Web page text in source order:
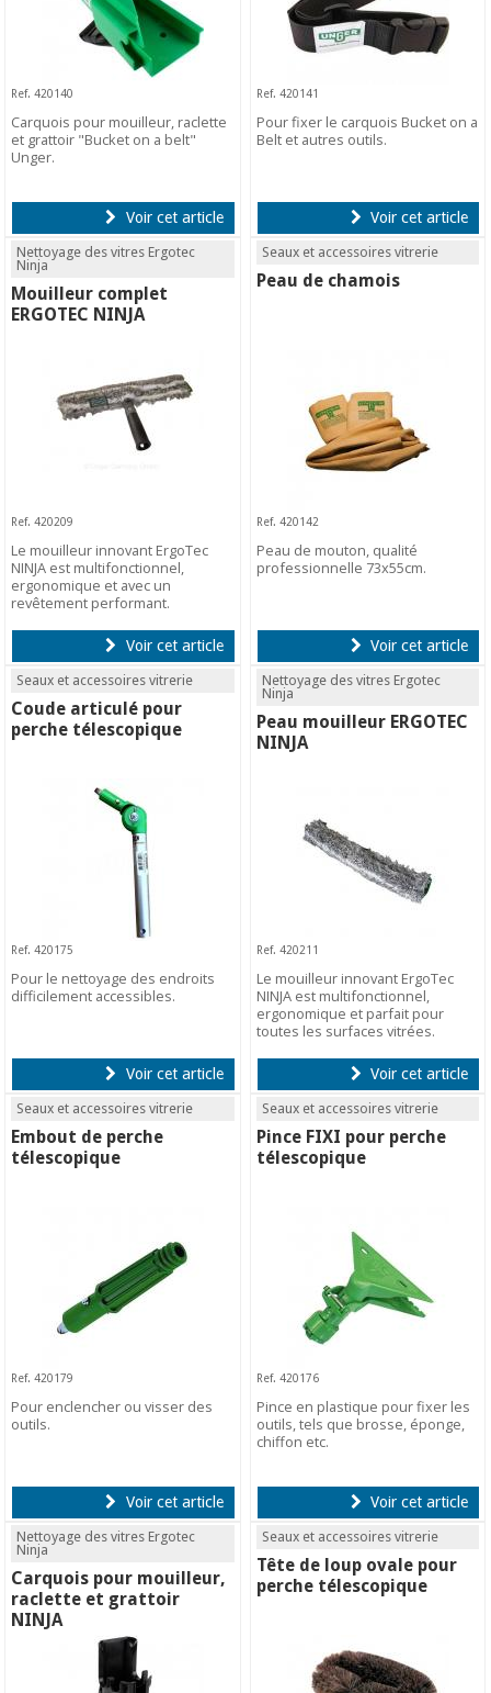
Ref. 420140
Carquois pour mouilleur, raclette
et grattoir "Bucket on a belt"
Unger.
Voir cet article
Ref. 420141
Pour fixer le carquois Bucket on a
Belt et autres outils.
Voir cet article
Nettoyage des vitres Ergotec
Ninja
Mouilleur complet
ERGOTEC NINJA
Ref. 420209
Le mouilleur innovant ErgoTec
NINJA est multifonctionnel,
ergonomique et avec un
revêtement performant.
Voir cet article
Seaux et accessoires vitrerie
Peau de chamois
Ref. 420142
Peau de mouton, qualité
professionnelle 73x55cm.
Voir cet article
Seaux et accessoires vitrerie
Coude articulé pour
perche télescopique
Ref. 420175
Pour le nettoyage des endroits
difficilement accessibles.
Voir cet article
Nettoyage des vitres Ergotec
Ninja
Peau mouilleur ERGOTEC
NINJA
Ref. 420211
Le mouilleur innovant ErgoTec
NINJA est multifonctionnel,
ergonomique et parfait pour
toutes les surfaces vitrées.
Voir cet article
Seaux et accessoires vitrerie
Embout de perche
télescopique
Ref. 420179
Pour enclencher ou visser des
outils.
Voir cet article
Seaux et accessoires vitrerie
Pince FIXI pour perche
télescopique
Ref. 420176
Pince en plastique pour fixer les
outils, tels que brosse, éponge,
chiffon etc.
Voir cet article
Nettoyage des vitres Ergotec
Ninja
Carquois pour mouilleur,
raclette et grattoir
NINJA
Seaux et accessoires vitrerie
Tête de loup ovale pour
perche télescopique